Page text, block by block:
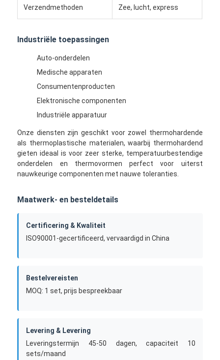
Ongeveer ons
Gevallen
Injectie het Vormen de Diensten
De plastic Injectie het Vormen Dienst
precisieinjectie het vormen
Het enige Geschotene Injectie Vormen
tussenvoegselinjectie het vormen
Siliconeinjectie het Vormen
De Dienst van het matrijzenafgietsel
Verzendmethoden Zee, lucht, express
Industriële toepassingen
Auto-onderdelen
Medische apparaten
Consumentenproducten
Elektronische componenten
Industriële apparatuur
Onze diensten zijn geschikt voor zowel thermohardende
als thermoplastische materialen, waarbij thermohardend
gieten ideaal is voor zeer sterke, temperatuurbestendige
onderdelen en thermovormen perfect voor uiterst
nauwkeurige componenten met nauwe toleranties.
Maatwerk- en besteldetails
Certificering & Kwaliteit
ISO90001-gecertificeerd, vervaardigd in China
Bestelvereisten
MOQ: 1 set, prijs bespreekbaar
Levering & Levering
Leveringstermijn 45-50 dagen, capaciteit 10
sets/maand